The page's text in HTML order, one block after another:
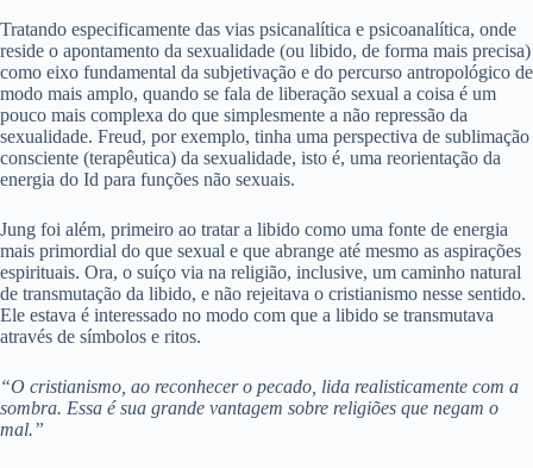
Tratando especificamente das vias psicanalítica e psicoanalítica, onde
reside o apontamento da sexualidade (ou libido, de forma mais precisa)
como eixo fundamental da subjetivação e do percurso antropológico de
modo mais amplo, quando se fala de liberação sexual a coisa é um
pouco mais complexa do que simplesmente a não repressão da
sexualidade. Freud, por exemplo, tinha uma perspectiva de sublimação
consciente (terapêutica) da sexualidade, isto é, uma reorientação da
energia do Id para funções não sexuais.
Jung foi além, primeiro ao tratar a libido como uma fonte de energia
mais primordial do que sexual e que abrange até mesmo as aspirações
espirituais. Ora, o suíço via na religião, inclusive, um caminho natural
de transmutação da libido, e não rejeitava o cristianismo nesse sentido.
Ele estava é interessado no modo com que a libido se transmutava
através de símbolos e ritos.
“O cristianismo, ao reconhecer o pecado, lida realisticamente com a
sombra. Essa é sua grande vantagem sobre religiões que negam o
mal.”